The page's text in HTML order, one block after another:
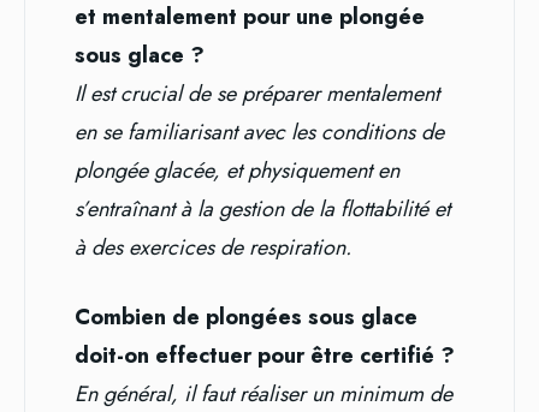
et mentalement pour une plongée
sous glace ?
Il est crucial de se préparer mentalement
en se familiarisant avec les conditions de
plongée glacée, et physiquement en
s’entraînant à la gestion de la flottabilité et
à des exercices de respiration.
Combien de plongées sous glace
doit-on effectuer pour être certifié ?
En général, il faut réaliser un minimum de